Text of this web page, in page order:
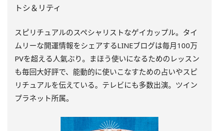
トシ＆リティ
スピリチュアルのスペシャリストなゲイカップル。タイ
ムリーな開運情報をシェアするLINEブログは毎月100万
PVを超える人氣ぶり。まほう使いになるためのレッスン
も毎回大好評で、能動的に使いこなすための占いやスピ
リチュアルを伝えている。テレビにも多数出演。ツイン
プラネット所属。